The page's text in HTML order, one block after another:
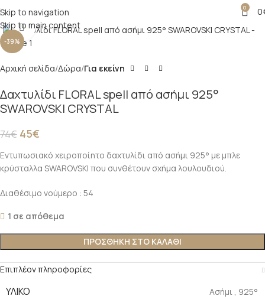
Skip to navigation
Skip to main content
0 0
-39%
Click to enlarge
Αρχική σελίδα Δώρα Για εκείνη
Δαχτυλίδι FLORAL spell από ασήμι 925°
SWAROVSKI CRYSTAL
74€ 45€
Εντυπωσιακό χειροποίητο δαχτυλίδι από ασήμι 925° με μπλε
κρύσταλλα SWAROVSKI που συνθέτουν σχήμα λουλουδιού.
Διαθέσιμο νούμερο : 54
1 σε απόθεμα
ΠΡΟΣΘΉΚΗ ΣΤΟ ΚΑΛΆΘΙ
Επιπλέον πληροφορίες
ΥΛΙΚΌ Ασήμι , 925°